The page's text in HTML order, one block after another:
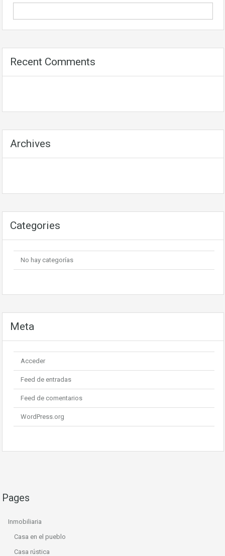
Recent Comments
Archives
Categories
No hay categorías
Meta
Acceder
Feed de entradas
Feed de comentarios
WordPress.org
Pages
Inmobiliaria
Casa en el pueblo
Casa rústica